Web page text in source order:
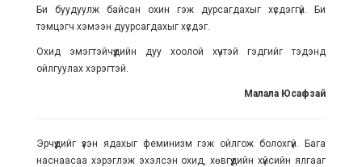
Би буудуулж байсан охин гэж дурсагдахыг хүсдэггүй. Би
тэмцэгч хэмээн дуурсагдахыг хүсдэг.
Охид эмэгтэйчүүдийн дуу хоолой хүчтэй гэдгийг тэдэнд
ойлгуулах хэрэгтэй.
Малала Юсафзай
Эрчүүдийг үзэн ядахыг феминизм гэж ойлгож болохгүй. Бага
наснаасаа хэрэглэж эхэлсэн охид, хөвгүүдийн хүйсийн ялгааг